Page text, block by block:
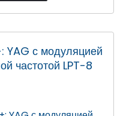
YAG с модуляцией
частотой LPT-8